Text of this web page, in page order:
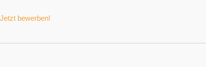
Jetzt bewerben!